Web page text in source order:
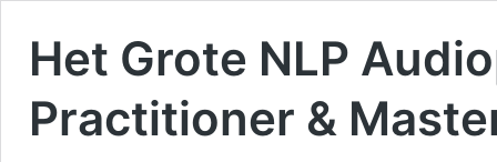
Het Grote NLP
Practitioner &